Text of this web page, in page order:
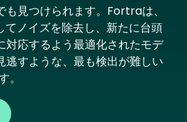
も見つけられます。Fortraは、
てノイズを除去し、新たに台頭
対応するよう最適化されたモデ
逃すような、最も検出が難しい
。